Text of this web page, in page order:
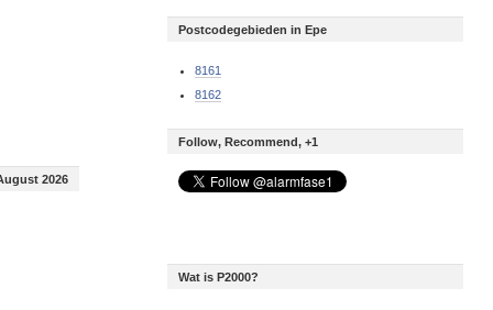
2026
Postcodegebieden in Epe
8161
8162
Follow, Recommend, +1
Wat is P2000?